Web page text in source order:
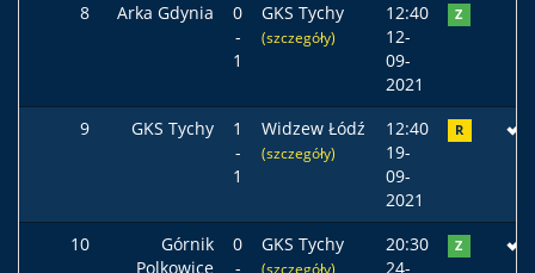
8 Arka Gdynia
0
-
1
GKS Tychy
(szczegóły)
12:40
12-
09-
2021
Z
9 GKS Tychy
1
-
1
Widzew Łódź
(szczegóły)
12:40
19-
09-
2021
R
10
Górnik
Polkowice
0
-
GKS Tychy
(szczegóły)
20:30
24-
Z